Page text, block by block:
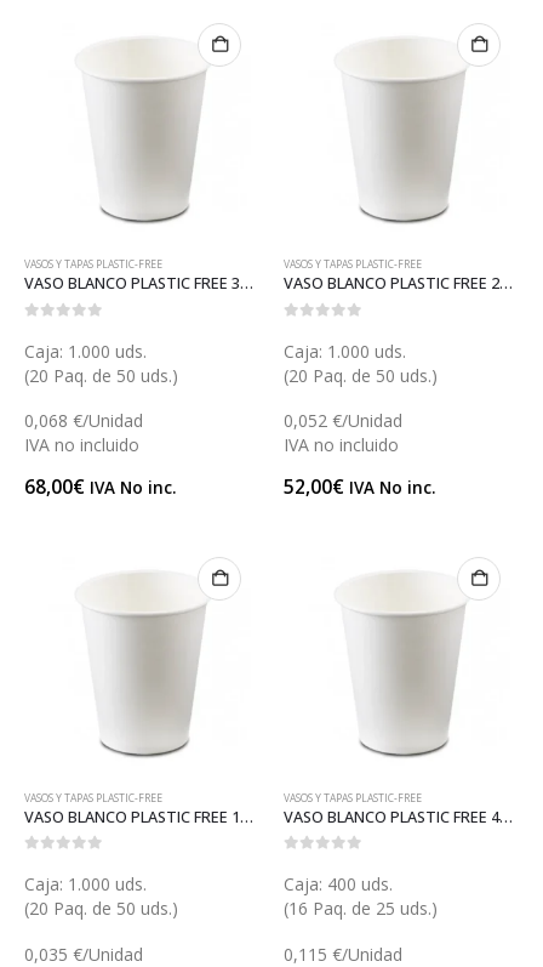
VASOS Y TAPAS PLASTIC-FREE
VASO BLANCO PLASTIC FREE 360 (V030-PF)
Caja: 1.000 uds.
(20 Paq. de 50 uds.)
0,068 €/Unidad
IVA no incluido
68,00€ IVA No inc.
VASOS Y TAPAS PLASTIC-FREE
VASO BLANCO PLASTIC FREE 240 (V028B-PF)
Caja: 1.000 uds.
(20 Paq. de 50 uds.)
0,052 €/Unidad
IVA no incluido
52,00€ IVA No inc.
VASOS Y TAPAS PLASTIC-FREE
VASO BLANCO PLASTIC FREE 120 (V037B-PF)
Caja: 1.000 uds.
(20 Paq. de 50 uds.)
0,035 €/Unidad
VASOS Y TAPAS PLASTIC-FREE
VASO BLANCO PLASTIC FREE 480 (V031-PF)
Caja: 400 uds.
(16 Paq. de 25 uds.)
0,115 €/Unidad